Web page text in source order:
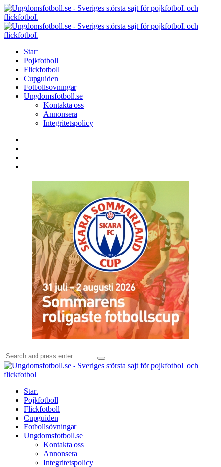
Menu
Search
Menu
Start
Pojkfotboll
Flickfotboll
Cupguiden
Fotbollsövningar
Ungdomsfotboll.se
Kontakta oss
Annonsera
Integritetspolicy
Search
for:
Search
Start
Pojkfotboll
Flickfotboll
Cupguiden
Fotbollsövningar
Ungdomsfotboll.se
Kontakta oss
Annonsera
Integritetspolicy